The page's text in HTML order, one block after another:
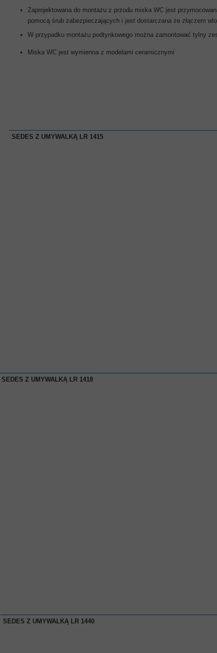
SEDES Z UMYWALKĄ LR 1440
SEDES Z UMYWALKĄ LR 1418
SEDES Z UMYWALKĄ LR 1415
Zaprojektowana do montażu z przodu miska WC jest
pomocą śrub zabezpieczających i jest dostarczana ze złączem
W przypadku montażu podtynkowego można zamontować tylny
Miska WC jest wymienna z modelami ceramicznymi